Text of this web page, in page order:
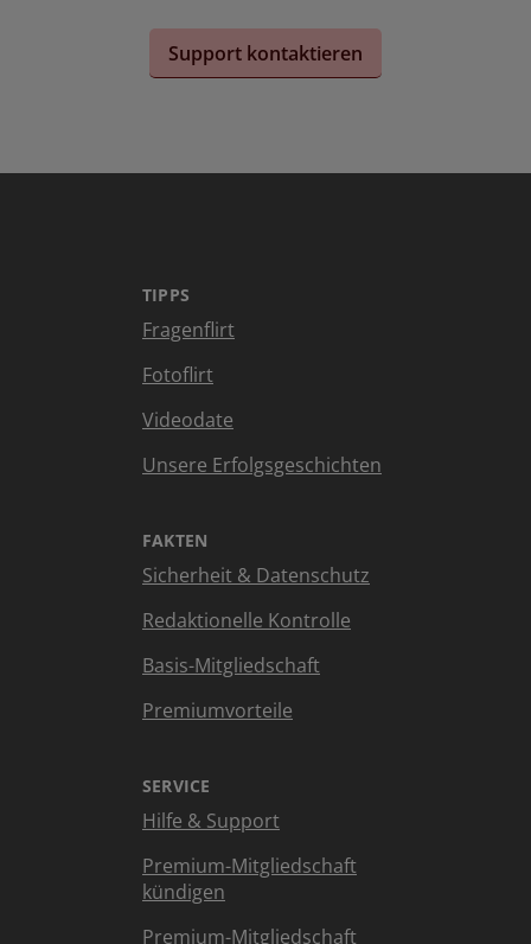
Support kontaktieren
TIPPS
Fragenflirt
Fotoflirt
Videodate
Unsere Erfolgsgeschichten
FAKTEN
Sicherheit & Datenschutz
Redaktionelle Kontrolle
Basis-Mitgliedschaft
Premiumvorteile
SERVICE
Hilfe & Support
Premium-Mitgliedschaft
kündigen
Premium-Mitgliedschaft